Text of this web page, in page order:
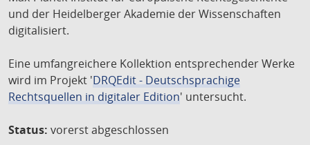
und der Heidelberger Akademie der Wissenschaften
digitalisiert.
Eine umfangreichere Kollektion entsprechender Werke
wird im Projekt 'DRQEdit - Deutschsprachige
Rechtsquellen in digitaler Edition' untersucht.
Status: vorerst abgeschlossen